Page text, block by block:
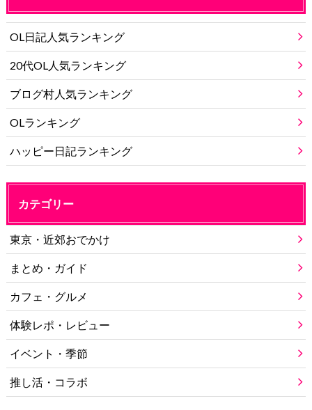
OL日記人気ランキング
20代OL人気ランキング
ブログ村人気ランキング
OLランキング
ハッピー日記ランキング
カテゴリー
東京・近郊おでかけ
まとめ・ガイド
カフェ・グルメ
体験レポ・レビュー
イベント・季節
推し活・コラボ